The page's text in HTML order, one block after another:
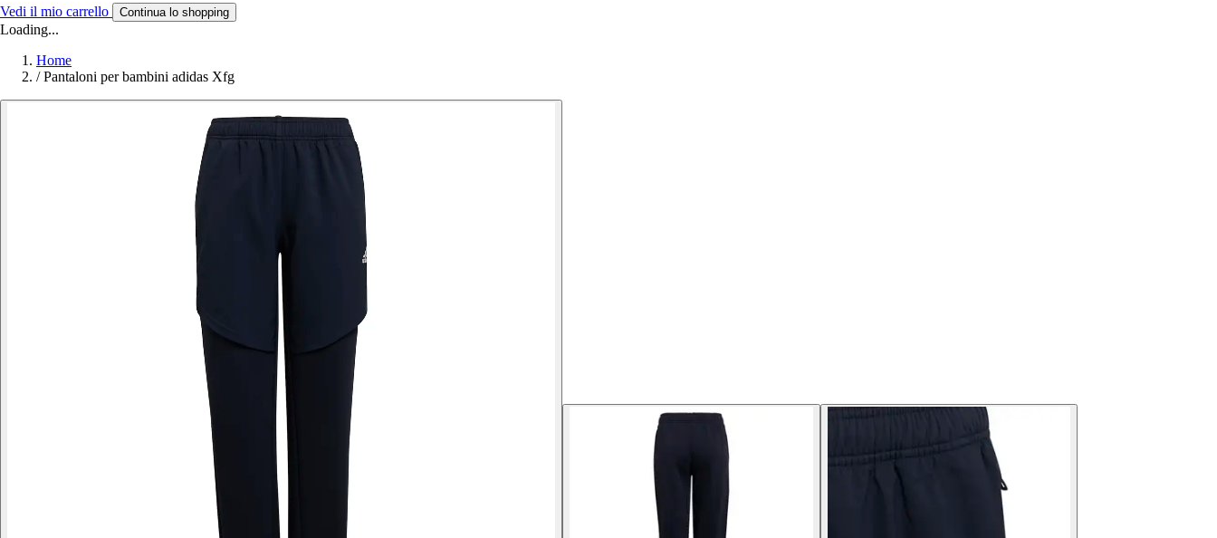
Vedi il mio carrello Continua lo shopping
Loading...
Home
/ Pantaloni per bambini adidas Xfg